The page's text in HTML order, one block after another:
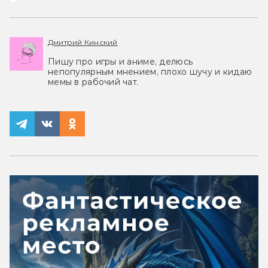
Дмитрий Кинский
Пишу про игры и аниме, делюсь
непопулярным мнением, плохо шучу и кидаю
мемы в рабочий чат.